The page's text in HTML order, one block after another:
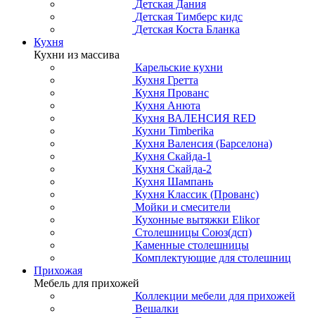
Детская Дания
Детская Тимберс кидс
Детская Коста Бланка
Кухня
Кухни из массива
Карельские кухни
Кухня Гретта
Кухня Прованс
Кухня Анюта
Кухня ВАЛЕНСИЯ RED
Кухни Timberika
Кухня Валенсия (Барселона)
Кухня Скайда-1
Кухня Скайда-2
Кухня Шампань
Кухня Классик (Прованс)
Мойки и смесители
Кухонные вытяжки Elikor
Столешницы Союз(дсп)
Каменные столешницы
Комплектующие для столешниц
Прихожая
Мебель для прихожей
Коллекции мебели для прихожей
Вешалки